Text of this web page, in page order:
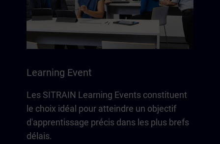
Learning Event
Les SITRAIN Learning Events constituent
le choix idéal pour atteindre un objectif
d'apprentissage précis dans les plus brefs
délais.